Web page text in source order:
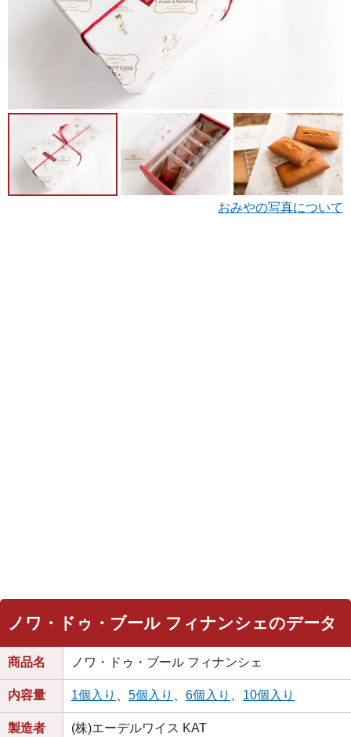
おみやの写真について
ノワ・ドゥ・ブール フィナンシェのデータ
商品名 ノワ・ドゥ・ブール フィナンシェ
内容量 1個入り 5個入り 6個入り 10個入り
製造者 (株)エーデルワイス KAT